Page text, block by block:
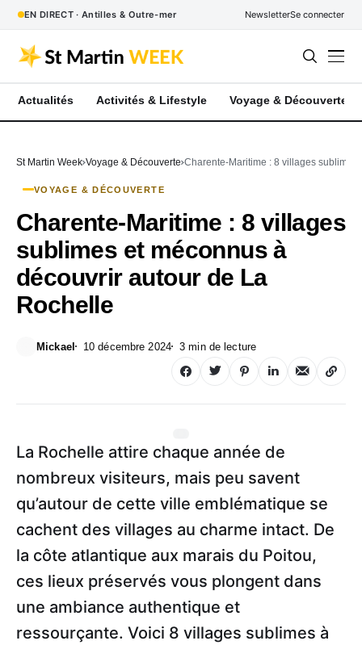
EN DIRECT · Antilles & Outre-mer NewsletterSe connecter
Actualités Activités & Lifestyle Voyage & Découverte
St Martin Week Voyage & Découverte Charente-Maritime : 8 villages
VOYAGE & DÉCOUVERTE
Charente-Maritime : 8 villages
sublimes et méconnus à
découvrir autour de La
Rochelle
Mickael 10 décembre 2024 3 min de lecture
La Rochelle attire chaque année de
nombreux visiteurs, mais peu savent
qu’autour de cette ville emblématique se
cachent des villages au charme intact. De
la côte atlantique aux marais du Poitou,
ces lieux préservés vous plongent dans
une ambiance authentique et
ressourçante. Voici 8 villages sublimes à